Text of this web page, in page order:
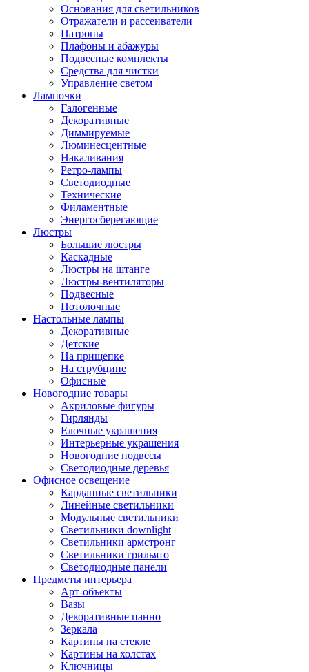
Основания для светильников
Отражатели и рассеиватели
Патроны
Плафоны и абажуры
Подвесные комплекты
Средства для чистки
Управление светом
Лампочки
Галогенные
Декоративные
Диммируемые
Люминесцентные
Накаливания
Ретро-лампы
Светодиодные
Технические
Филаментные
Энергосберегающие
Люстры
Большие люстры
Каскадные
Люстры на штанге
Люстры-вентиляторы
Подвесные
Потолочные
Настольные лампы
Декоративные
Детские
На прищепке
На струбцине
Офисные
Новогодние товары
Акриловые фигуры
Гирлянды
Елочные украшения
Интерьерные украшения
Новогодние подвесы
Светодиодные деревья
Офисное освещение
Карданные светильники
Линейные светильники
Модульные светильники
Светильники downlight
Светильники армстронг
Светильники грильято
Светодиодные панели
Предметы интерьера
Арт-объекты
Вазы
Декоративные панно
Зеркала
Картины на стекле
Картины на холстах
Ключницы